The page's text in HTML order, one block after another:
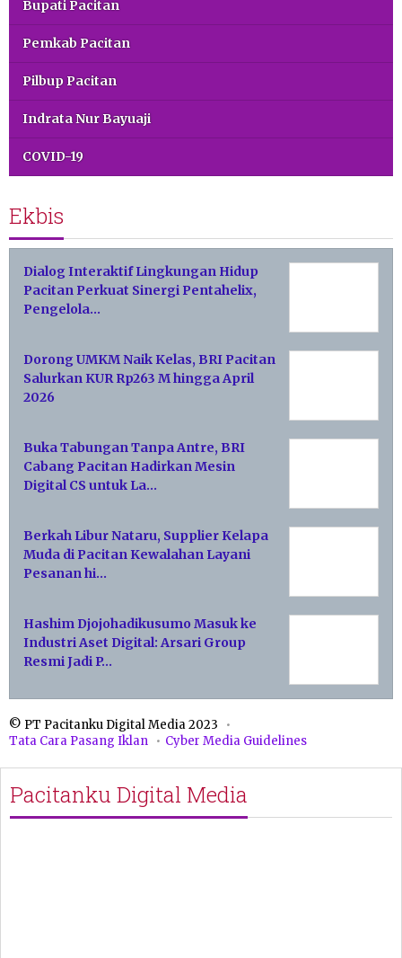
Bupati Pacitan
Pemkab Pacitan
Pilbup Pacitan
Indrata Nur Bayuaji
COVID-19
Ekbis
Dialog Interaktif Lingkungan Hidup
Pacitan Perkuat Sinergi Pentahelix,
Pengelola…
Dorong UMKM Naik Kelas, BRI Pacitan
Salurkan KUR Rp263 M hingga April
2026
Buka Tabungan Tanpa Antre, BRI
Cabang Pacitan Hadirkan Mesin
Digital CS untuk La…
Berkah Libur Nataru, Supplier Kelapa
Muda di Pacitan Kewalahan Layani
Pesanan hi…
Hashim Djojohadikusumo Masuk ke
Industri Aset Digital: Arsari Group
Resmi Jadi P…
© PT Pacitanku Digital Media 2023
Tata Cara Pasang Iklan
Cyber Media Guidelines
Pacitanku Digital Media